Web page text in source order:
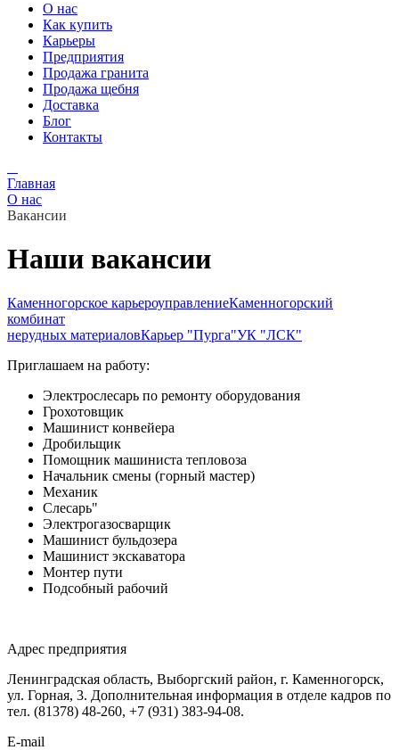
О нас
Как купить
Карьеры
Предприятия
Продажа гранита
Продажа щебня
Доставка
Блог
Контакты
Главная
О нас
Вакансии
Наши вакансии
Каменногорское карьероуправлениеКаменногорский
комбинат
нерудных материаловКарьер "Пурга"УК "ЛСК"
Приглашаем на работу:
Электрослесарь по ремонту оборудования
Грохотовщик
Машинист конвейера
Дробильщик
Помощник машиниста тепловоза
Начальник смены (горный мастер)
Механик
Слесарь"
Электрогазосварщик
Машинист бульдозера
Машинист экскаватора
Монтер пути
Подсобный рабочий
Адрес предприятия
Ленинградская область, Выборгский район, г. Каменногорск,
ул. Горная, 3. Дополнительная информация в отделе кадров по
тел. (81378) 48-260, +7 (931) 383-94-08.
Е-mail